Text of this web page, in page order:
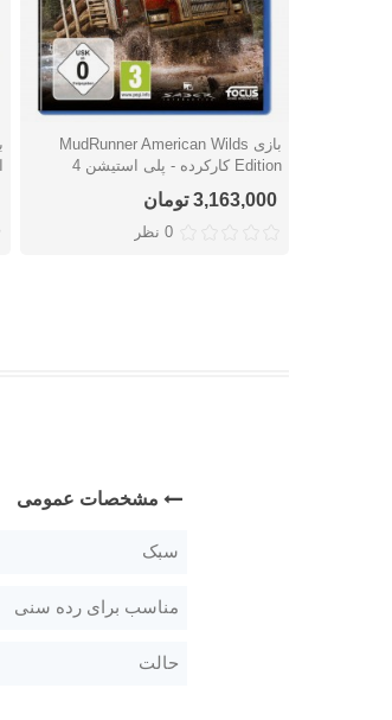
دوست داشتن
بازی MudRunner American Wilds
Edition کارکرده - پلی استیشن 4
3,163,000 تومان
0 نظر
مشخصات عمومی
سبک
مناسب برای رده سنی
حالت